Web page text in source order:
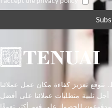
تعزيز كفاءة مكان عمل عملائنا
تلبية متطلبات عملائنا على أفضل
مدفوعون للحصول على فهم أكثر تعمقًا